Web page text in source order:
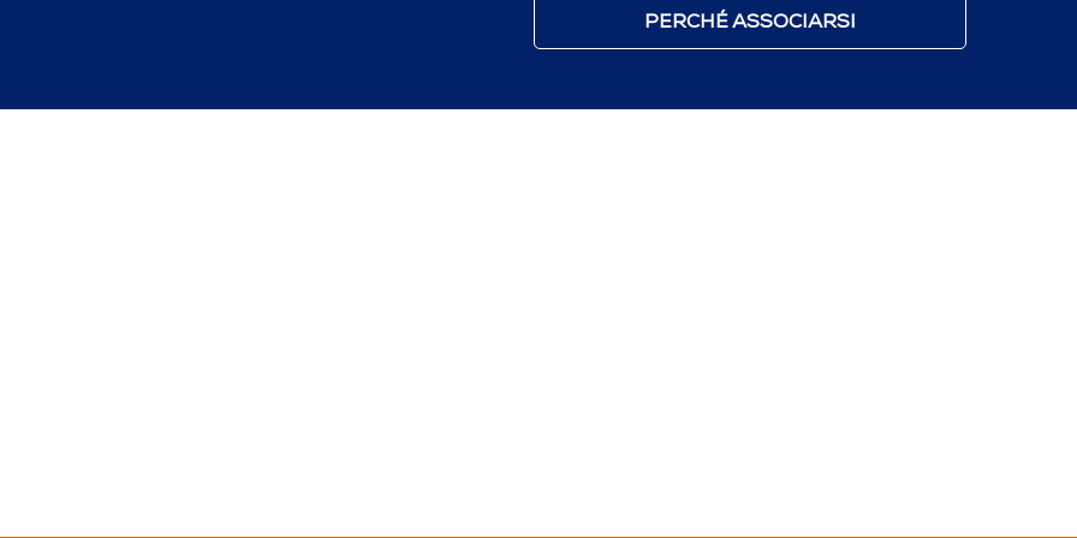
PERCHÉ ASSOCIARSI